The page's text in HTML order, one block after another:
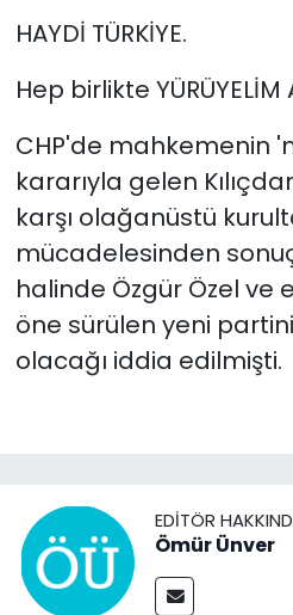
HAYDİ TÜRKİYE.
Hep birlikte YÜRÜYELİM
CHP'de mahkemenin
kararıyla gelen
karşı olağanüstü
mücadelesinden
halinde Özgür Özel ve
öne sürülen yeni
olacağı iddia edilmişti.
EDITÖR
Ömür Ünver